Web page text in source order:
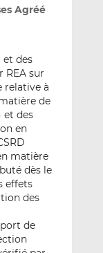
Agréé
et des
REA sur
relative à
de
et des
en
matière
dès le
effets
des
de